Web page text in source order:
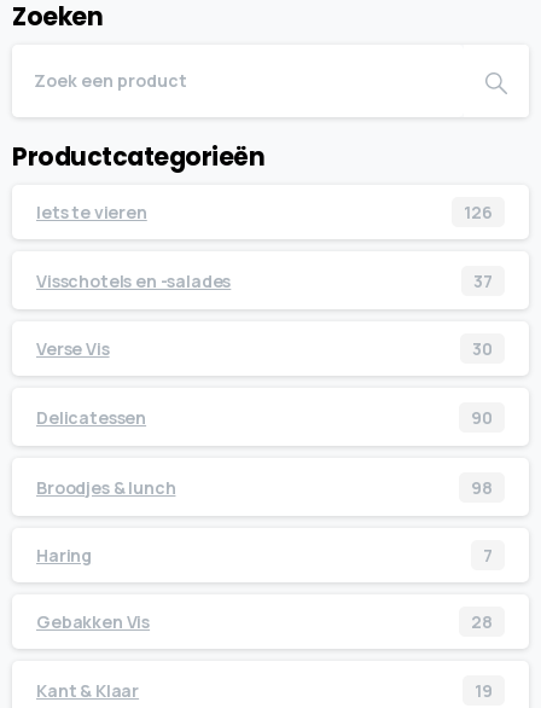
Zoeken
Productcategorieën
Iets te vieren 126
Visschotels en -salades 37
Verse Vis 30
Delicatessen 90
Broodjes & lunch 98
Haring 7
Gebakken Vis 28
Kant & Klaar 19